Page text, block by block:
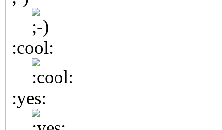
:cool:
:yes: